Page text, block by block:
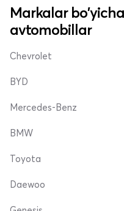
Markalar
avtomobillar
Chevrolet
BYD
Mercedes-Benz
BMW
Toyota
Daewoo